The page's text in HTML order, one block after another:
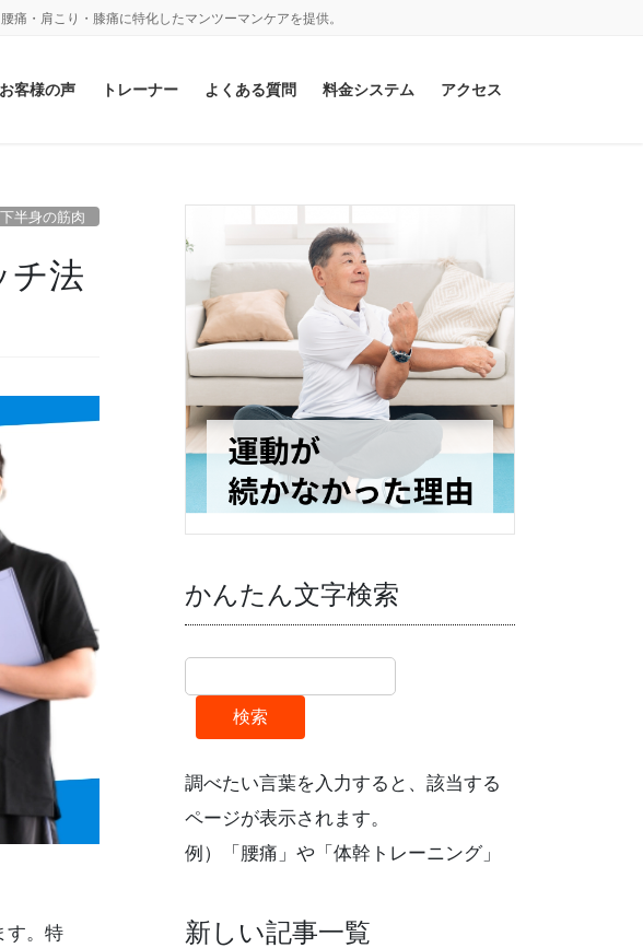
・肩こり・膝痛に特化したマンツーマンケアを提供。
お客様の声 トレーナー よくある質問 料金システム アクセス
下半身の筋肉
チ法
す。特
かんたん文字検索
検索
調べたい言葉を入力すると、該当する
ページが表示されます。
例）「腰痛」や「体幹トレーニング」
新しい記事一覧